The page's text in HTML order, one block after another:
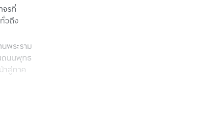
จรที่
วถึง
พระราม
ถนนพุทธ
าสู่ภาค